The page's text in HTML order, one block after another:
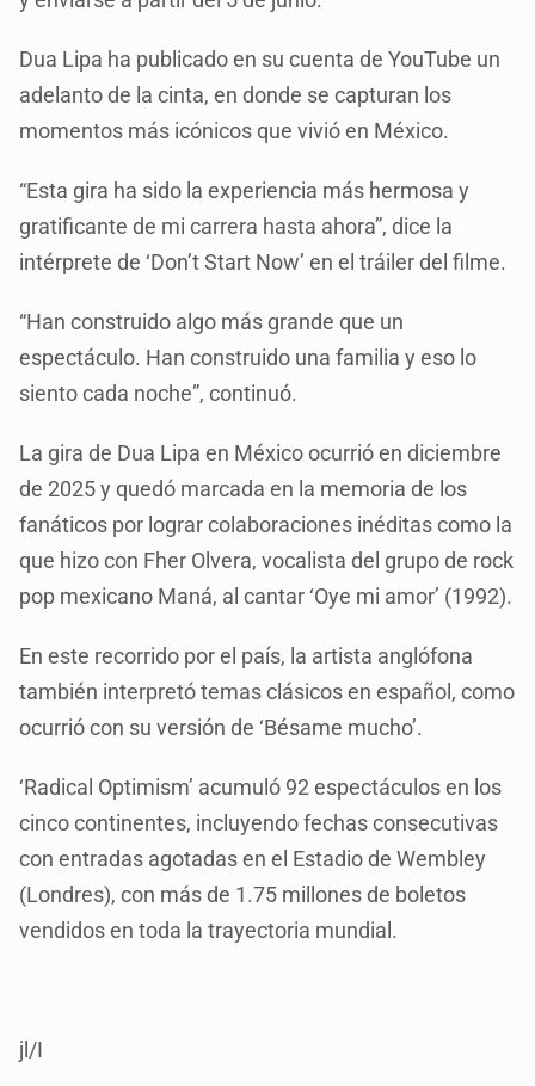
Dua Lipa ha publicado en su cuenta de YouTube un
adelanto de la cinta, en donde se capturan los
momentos más icónicos que vivió en México.
“Esta gira ha sido la experiencia más hermosa y
gratificante de mi carrera hasta ahora”, dice la
intérprete de ‘Don’t Start Now’ en el tráiler del filme.
“Han construido algo más grande que un
espectáculo. Han construido una familia y eso lo
siento cada noche”, continuó.
La gira de Dua Lipa en México ocurrió en diciembre
de 2025 y quedó marcada en la memoria de los
fanáticos por lograr colaboraciones inéditas como la
que hizo con Fher Olvera, vocalista del grupo de rock
pop mexicano Maná, al cantar ‘Oye mi amor’ (1992).
En este recorrido por el país, la artista anglófona
también interpretó temas clásicos en español, como
ocurrió con su versión de ‘Bésame mucho’.
‘Radical Optimism’ acumuló 92 espectáculos en los
cinco continentes, incluyendo fechas consecutivas
con entradas agotadas en el Estadio de Wembley
(Londres), con más de 1.75 millones de boletos
vendidos en toda la trayectoria mundial.
jl/I